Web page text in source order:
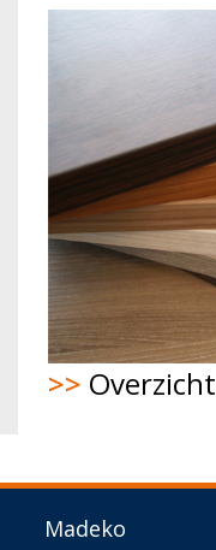
>> Overzicht
Madeko